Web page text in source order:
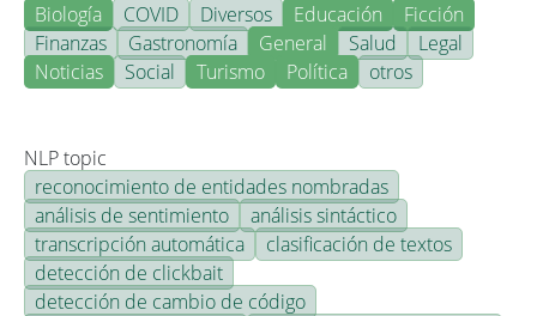
Biología
COVID Diversos Educación
Ficción
Finanzas
Gastronomía General Salud
Legal
Noticias
Social Turismo Política otros
NLP topic
reconocimiento de entidades nombradas
análisis de sentimiento
análisis sintáctico
transcripción automática
clasificación de textos
detección de clickbait
detección de cambio de código